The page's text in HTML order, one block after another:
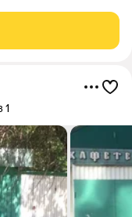
Саянский 24
1